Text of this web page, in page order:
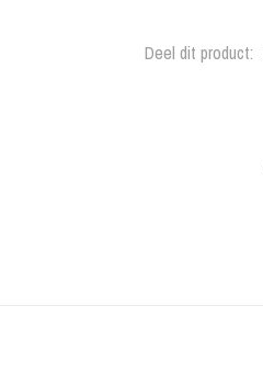
Deel dit product: